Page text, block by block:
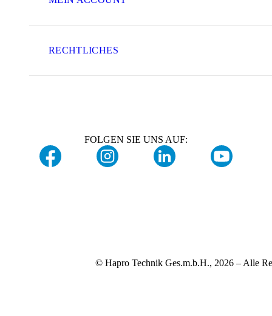
RECHTLICHES
FOLGEN SIE UNS AUF:
© Hapro Technik Ges.m.b.H., 2026 – Alle